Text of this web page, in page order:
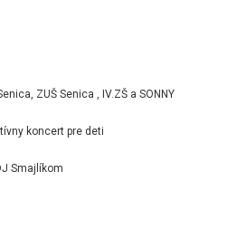
ZUŠ Senica , IV.ZŠ a SONNY
koncert pre deti
Smajlíkom